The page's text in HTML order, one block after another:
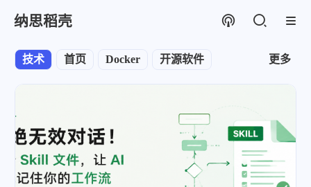
纳思稻壳
首页
技术 Docker 开源软件 更多